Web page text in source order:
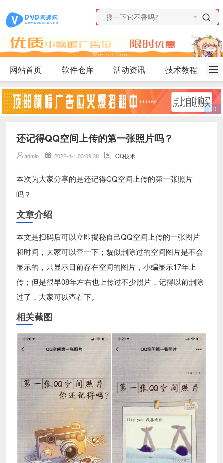
网站首页 软件仓库 活动资讯 技术教程
还记得QQ空间上传的第一张照片吗？
admin 2022-4-1 03:09:38 QQ技术
本次为大家分享的是还记得QQ空间上传的第一张照片
吗？
文章介绍
本文是扫码后可以立即揭秘自己QQ空间上传的一张图片
和时间，大家可以查一下；貌似删除过的空间图片是不会
显示的，只显示目前存在空间的图片，小编显示17年上
传；但是很早08年左右也上传过不少照片，记得以前删除
过了，大家可以查看下。
相关截图